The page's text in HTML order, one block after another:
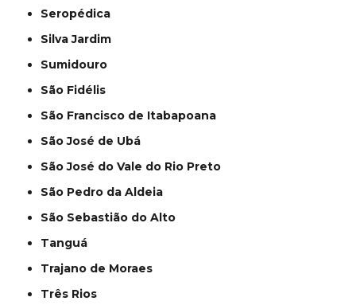
Seropédica
Silva Jardim
Sumidouro
São Fidélis
São Francisco de Itabapoana
São José de Ubá
São José do Vale do Rio Preto
São Pedro da Aldeia
São Sebastião do Alto
Tanguá
Trajano de Moraes
Três Rios